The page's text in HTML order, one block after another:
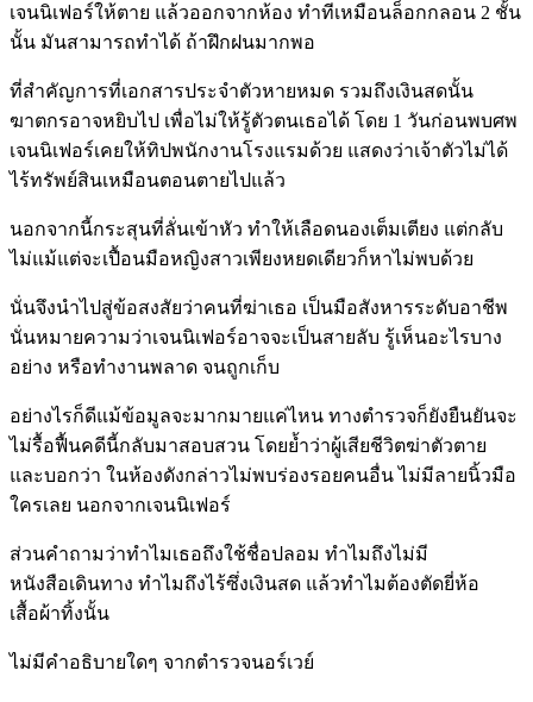
เจนนิเฟอร์ให้ตาย แล้วออกจากห้อง ทำทีเหมือนล็อกกลอน 2 ชั้น
นั้น มันสามารถทำได้ ถ้าฝึกฝนมากพอ
ที่สำคัญการที่เอกสารประจำตัวหายหมด รวมถึงเงินสดนั้น
ฆาตกรอาจหยิบไป เพื่อไม่ให้รู้ตัวตนเธอได้ โดย 1 วันก่อนพบศพ
เจนนิเฟอร์เคยให้ทิปพนักงานโรงแรมด้วย แสดงว่าเจ้าตัวไม่ได้
ไร้ทรัพย์สินเหมือนตอนตายไปแล้ว
นอกจากนี้กระสุนที่ลั่นเข้าหัว ทำให้เลือดนองเต็มเตียง แต่กลับ
ไม่แม้แต่จะเปื้อนมือหญิงสาวเพียงหยดเดียวก็หาไม่พบด้วย
นั่นจึงนำไปสู่ข้อสงสัยว่าคนที่ฆ่าเธอ เป็นมือสังหารระดับอาชีพ
นั่นหมายความว่าเจนนิเฟอร์อาจจะเป็นสายลับ รู้เห็นอะไรบาง
อย่าง หรือทำงานพลาด จนถูกเก็บ
อย่างไรก็ดีแม้ข้อมูลจะมากมายแค่ไหน ทางตำรวจก็ยังยืนยันจะ
ไม่รื้อฟื้นคดีนี้กลับมาสอบสวน โดยย้ำว่าผู้เสียชีวิตฆ่าตัวตาย
และบอกว่า ในห้องดังกล่าวไม่พบร่องรอยคนอื่น ไม่มีลายนิ้วมือ
ใครเลย นอกจากเจนนิเฟอร์
ส่วนคำถามว่าทำไมเธอถึงใช้ชื่อปลอม ทำไมถึงไม่มี
หนังสือเดินทาง ทำไมถึงไร้ซึ่งเงินสด แล้วทำไมต้องตัดยี่ห้อ
เสื้อผ้าทิ้งนั้น
ไม่มีคำอธิบายใดๆ จากตำรวจนอร์เวย์